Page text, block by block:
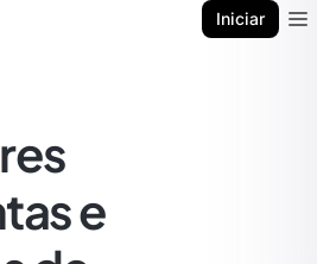
Iniciar
e